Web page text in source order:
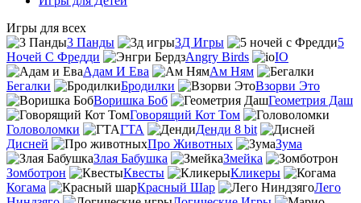
Игры для всех
3 Панды
3Д Игры
5
Ночей С Фредди
Angry Birds
IO
Адам И Ева
Ам Ням
Бегалки
Бродилки
Взорви Это
Воришка Боб
Геометрия Даш
Говорящий Кот Том
Головоломки
ГТА
Денди 8 bit
Дисней
Про Животных
Зума
Злая Бабушка
Змейка
Зомботрон
Квесты
Кликеры
Когама
Красный Шар
Лего